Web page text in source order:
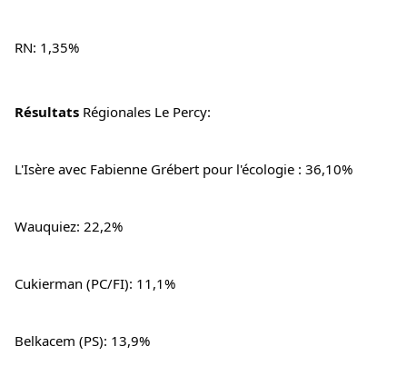
RN: 1,35%
Résultats Régionales Le Percy:
L'Isère avec Fabienne Grébert pour l'écologie : 36,10%
Wauquiez: 22,2%
Cukierman (PC/FI): 11,1%
Belkacem (PS): 13,9%